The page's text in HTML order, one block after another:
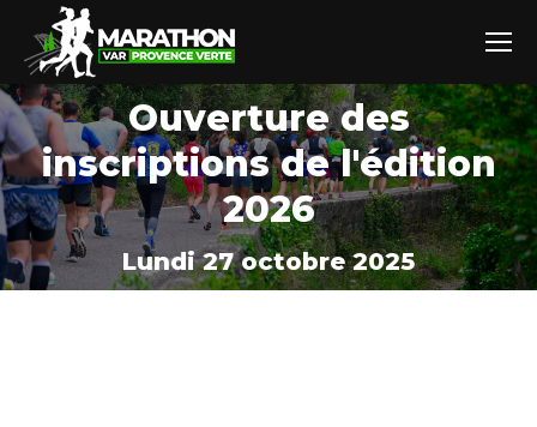
Ouverture des
inscriptions de l'édition
2026
Lundi 27 octobre 2025
Vous êtes ici :